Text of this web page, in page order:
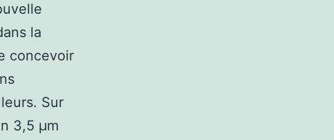
la
concevoir
Sur
3,5 µm